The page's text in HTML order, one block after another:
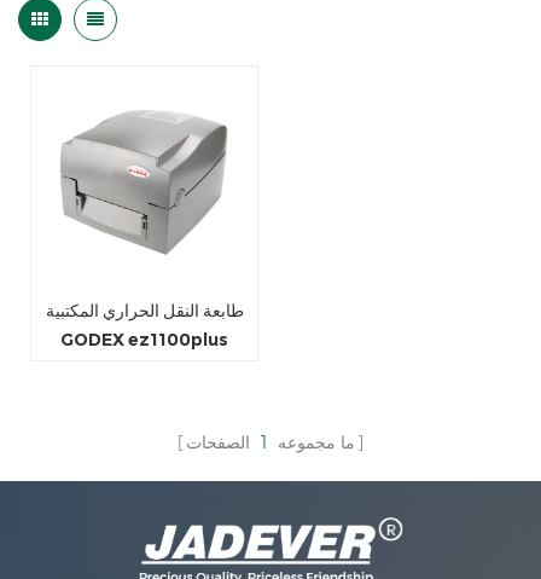
طابعة النقل الحراري المكتبية
GODEX ez1100plus
ما مجموعه 1 الصفحات